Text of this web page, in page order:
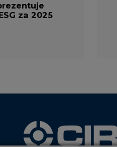
za 2025